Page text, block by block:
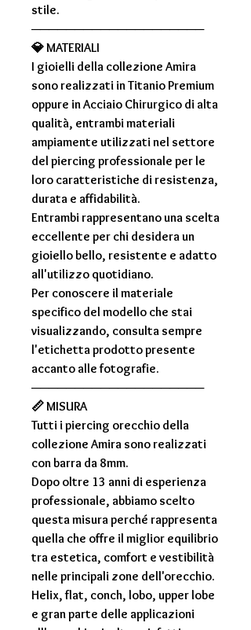
stile.
────────────────────
💎MATERIALI
I gioielli della collezione Amira
sono realizzati inTitanio Premium
oppure inAcciaio Chirurgico di alta
qualità, entrambi materiali
ampiamente utilizzati nel settore
del piercing professionale per le
loro caratteristiche di resistenza,
durata e affidabilità.
Entrambi rappresentano una scelta
eccellente per chi desidera un
gioiello bello, resistente e adatto
all'utilizzo quotidiano.
Per conoscere il materiale
specifico del modello che stai
visualizzando, consulta sempre
l'etichetta prodottopresente
accanto alle fotografie.
────────────────────
📏MISURA
Tutti i piercing orecchio della
collezione Amira sono realizzati
conbarra da 8mm.
Dopo oltre 13 anni di esperienza
professionale, abbiamo scelto
questa misura perché rappresenta
quella che offre il miglior equilibrio
tra estetica, comfort e vestibilità
nelle principali zone dell'orecchio.
Helix, flat, conch, lobo, upper lobe
e gran parte delle applicazioni